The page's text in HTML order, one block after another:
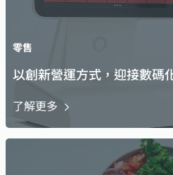
零售
以創新營運方式，迎接數碼
了解更多